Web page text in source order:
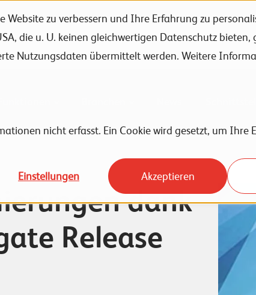
Website zu verbessern und Ihre Erfahrung zu
die u. U. keinen gleichwertigen Datenschutz bieten,
Nutzungsdaten übermittelt werden. Weitere
nicht erfasst. Ein Cookie wird gesetzt, um Ihre
Einstellungen Akzeptieren
Referenzen Unternehmen Karriere
dank
Release